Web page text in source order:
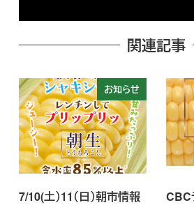
関連記事
お知らせ
7/10(土）11（日）朝市情報
CBC